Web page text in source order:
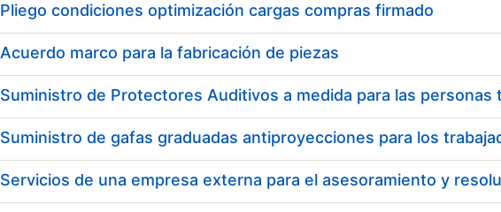
Mostrar/Ocultar
Pliego condiciones optimización cargas compras firmado
Acuerdo marco para la fabricación de piezas